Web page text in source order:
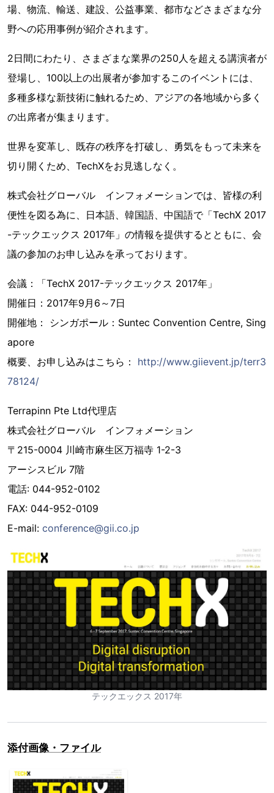
場、物流、輸送、建設、公益事業、都市などさまざまな分
野への応用事例が紹介されます。
2日間にわたり、さまざまな業界の250人を超える講演者が
登場し、100以上の出展者が参加するこのイベントには、
多種多様な新技術に触れるため、アジアの各地域から多く
の出席者が集まります。
世界を変革し、既存の秩序を打破し、勇気をもって未来を
切り開くため、TechXをお見逃しなく。
株式会社グローバル インフォメーションでは、皆様の利
便性を図る為に、日本語、韓国語、中国語で「TechX 2017
-テックエックス 2017年」の情報を提供するとともに、会
議の参加のお申し込みを承っております。
会議：「TechX 2017-テックエックス 2017年」
開催日：2017年9月6～7日
開催地： シンガポール：Suntec Convention Centre, Sing
apore
概要、お申し込みはこちら： http://www.giievent.jp/terr3
78124/
Terrapinn Pte Ltd代理店
株式会社グローバル インフォメーション
〒215-0004 川崎市麻生区万福寺 1-2-3
アーシスビル 7階
電話: 044-952-0102
FAX: 044-952-0109
E-mail: conference@gii.co.jp
テックエックス 2017年
添付画像・ファイル